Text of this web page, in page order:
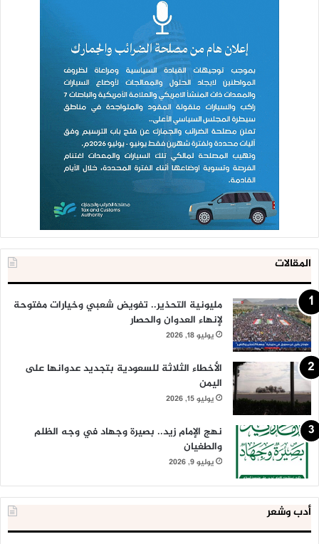
المقالات
مليونية التحذير.. تفويض شعبي وخيارات مفتوحة
لإنهاء العدوان والحصار
يوليو 18, 2026
الأخطاء الثلاثة للسعودية بتجديد عدوانها على
اليمن
يوليو 15, 2026
نهج الإمام زيد.. بصيرة وجهاد في وجه الظلم
والطغيان
يوليو 9, 2026
أدب وشعر